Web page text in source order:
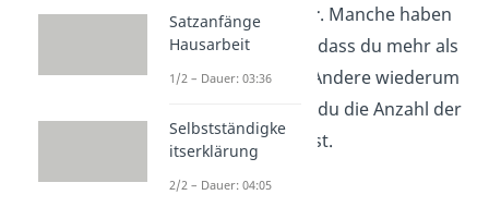
mit deinemBetreuer. Manche haben
kein Problem damit, dass du mehr als
sieben Kapitel hast. Andere wiederum
möchten nicht, dass du die Anzahl der
Kapitel überschreitest.
Satzanfänge
Hausarbeit
1/2 – Dauer: 03:36
Selbstständigke
itserklärung
2/2 – Dauer: 04:05